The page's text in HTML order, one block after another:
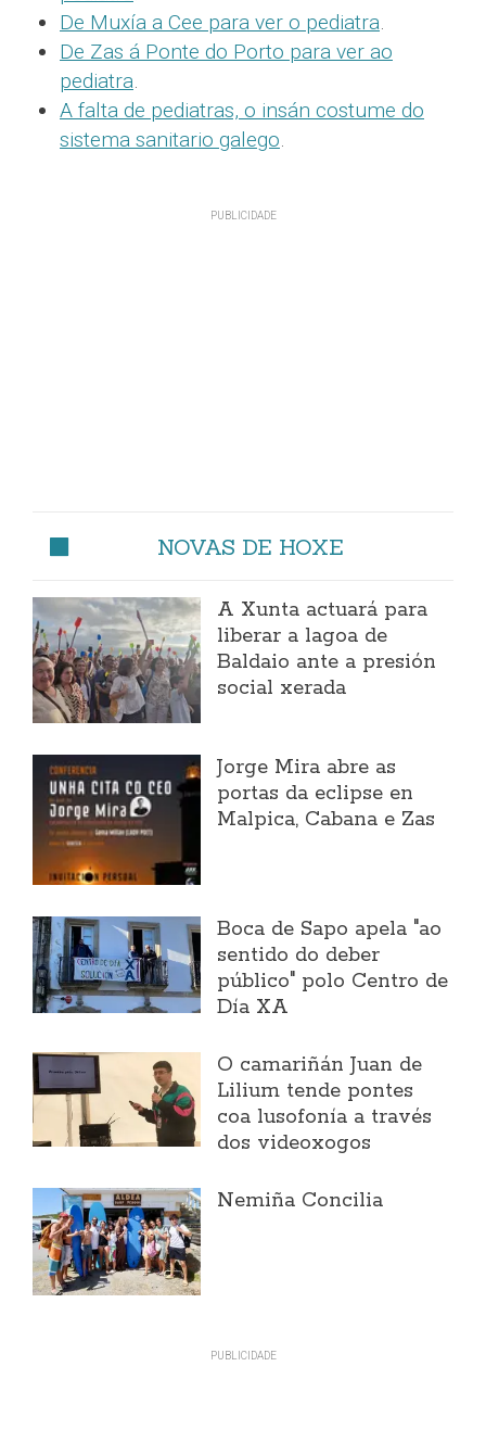
De Muxía a Cee para ver o pediatra.
De Zas á Ponte do Porto para ver ao
pediatra.
A falta de pediatras, o insán costume do
sistema sanitario galego.
NOVAS DE HOXE
A Xunta actuará para
liberar a lagoa de
Baldaio ante a presión
social xerada
Jorge Mira abre as
portas da eclipse en
Malpica, Cabana e Zas
Boca de Sapo apela "ao
sentido do deber
público" polo Centro de
Día XA
O camariñán Juan de
Lilium tende pontes
coa lusofonía a través
dos videoxogos
Nemiña Concilia